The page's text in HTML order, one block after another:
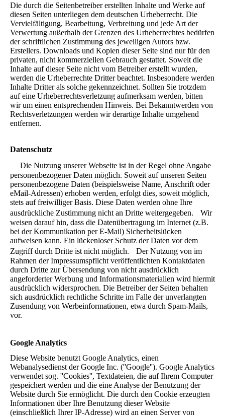
Die durch die Seitenbetreiber erstellten Inhalte und Werke auf
diesen Seiten unterliegen dem deutschen Urheberrecht. Die
Vervielfältigung, Bearbeitung, Verbreitung und jede Art der
Verwertung außerhalb der Grenzen des Urheberrechtes bedürfen
der schriftlichen Zustimmung des jeweiligen Autors bzw.
Erstellers. Downloads und Kopien dieser Seite sind nur für den
privaten, nicht kommerziellen Gebrauch gestattet. Soweit die
Inhalte auf dieser Seite nicht vom Betreiber erstellt wurden,
werden die Urheberrechte Dritter beachtet. Insbesondere werden
Inhalte Dritter als solche gekennzeichnet. Sollten Sie trotzdem
auf eine Urheberrechtsverletzung aufmerksam werden, bitten
wir um einen entsprechenden Hinweis. Bei Bekanntwerden von
Rechtsverletzungen werden wir derartige Inhalte umgehend
entfernen.
Datenschutz
Die Nutzung unserer Webseite ist in der Regel ohne Angabe
personenbezogener Daten möglich. Soweit auf unseren Seiten
personenbezogene Daten (beispielsweise Name, Anschrift oder
eMail-Adressen) erhoben werden, erfolgt dies, soweit möglich,
stets auf freiwilliger Basis. Diese Daten werden ohne Ihre
ausdrückliche Zustimmung nicht an Dritte weitergegeben. Wir
weisen darauf hin, dass die Datenübertragung im Internet (z.B.
bei der Kommunikation per E-Mail) Sicherheitslücken
aufweisen kann. Ein lückenloser Schutz der Daten vor dem
Zugriff durch Dritte ist nicht möglich. Der Nutzung von im
Rahmen der Impressumspflicht veröffentlichten Kontaktdaten
durch Dritte zur Übersendung von nicht ausdrücklich
angeforderter Werbung und Informationsmaterialien wird hiermit
ausdrücklich widersprochen. Die Betreiber der Seiten behalten
sich ausdrücklich rechtliche Schritte im Falle der unverlangten
Zusendung von Werbeinformationen, etwa durch Spam-Mails,
vor.
Google Analytics
Diese Website benutzt Google Analytics, einen
Webanalysedienst der Google Inc. (''Google''). Google Analytics
verwendet sog. ''Cookies'', Textdateien, die auf Ihrem Computer
gespeichert werden und die eine Analyse der Benutzung der
Website durch Sie ermöglicht. Die durch den Cookie erzeugten
Informationen über Ihre Benutzung dieser Website
(einschließlich Ihrer IP-Adresse) wird an einen Server von